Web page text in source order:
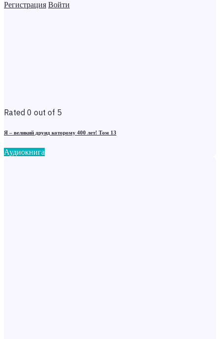
Регистрация Войти
Rated 0 out of 5
Я – великий друид которому 400 лет! Том 13
Аудиокнига